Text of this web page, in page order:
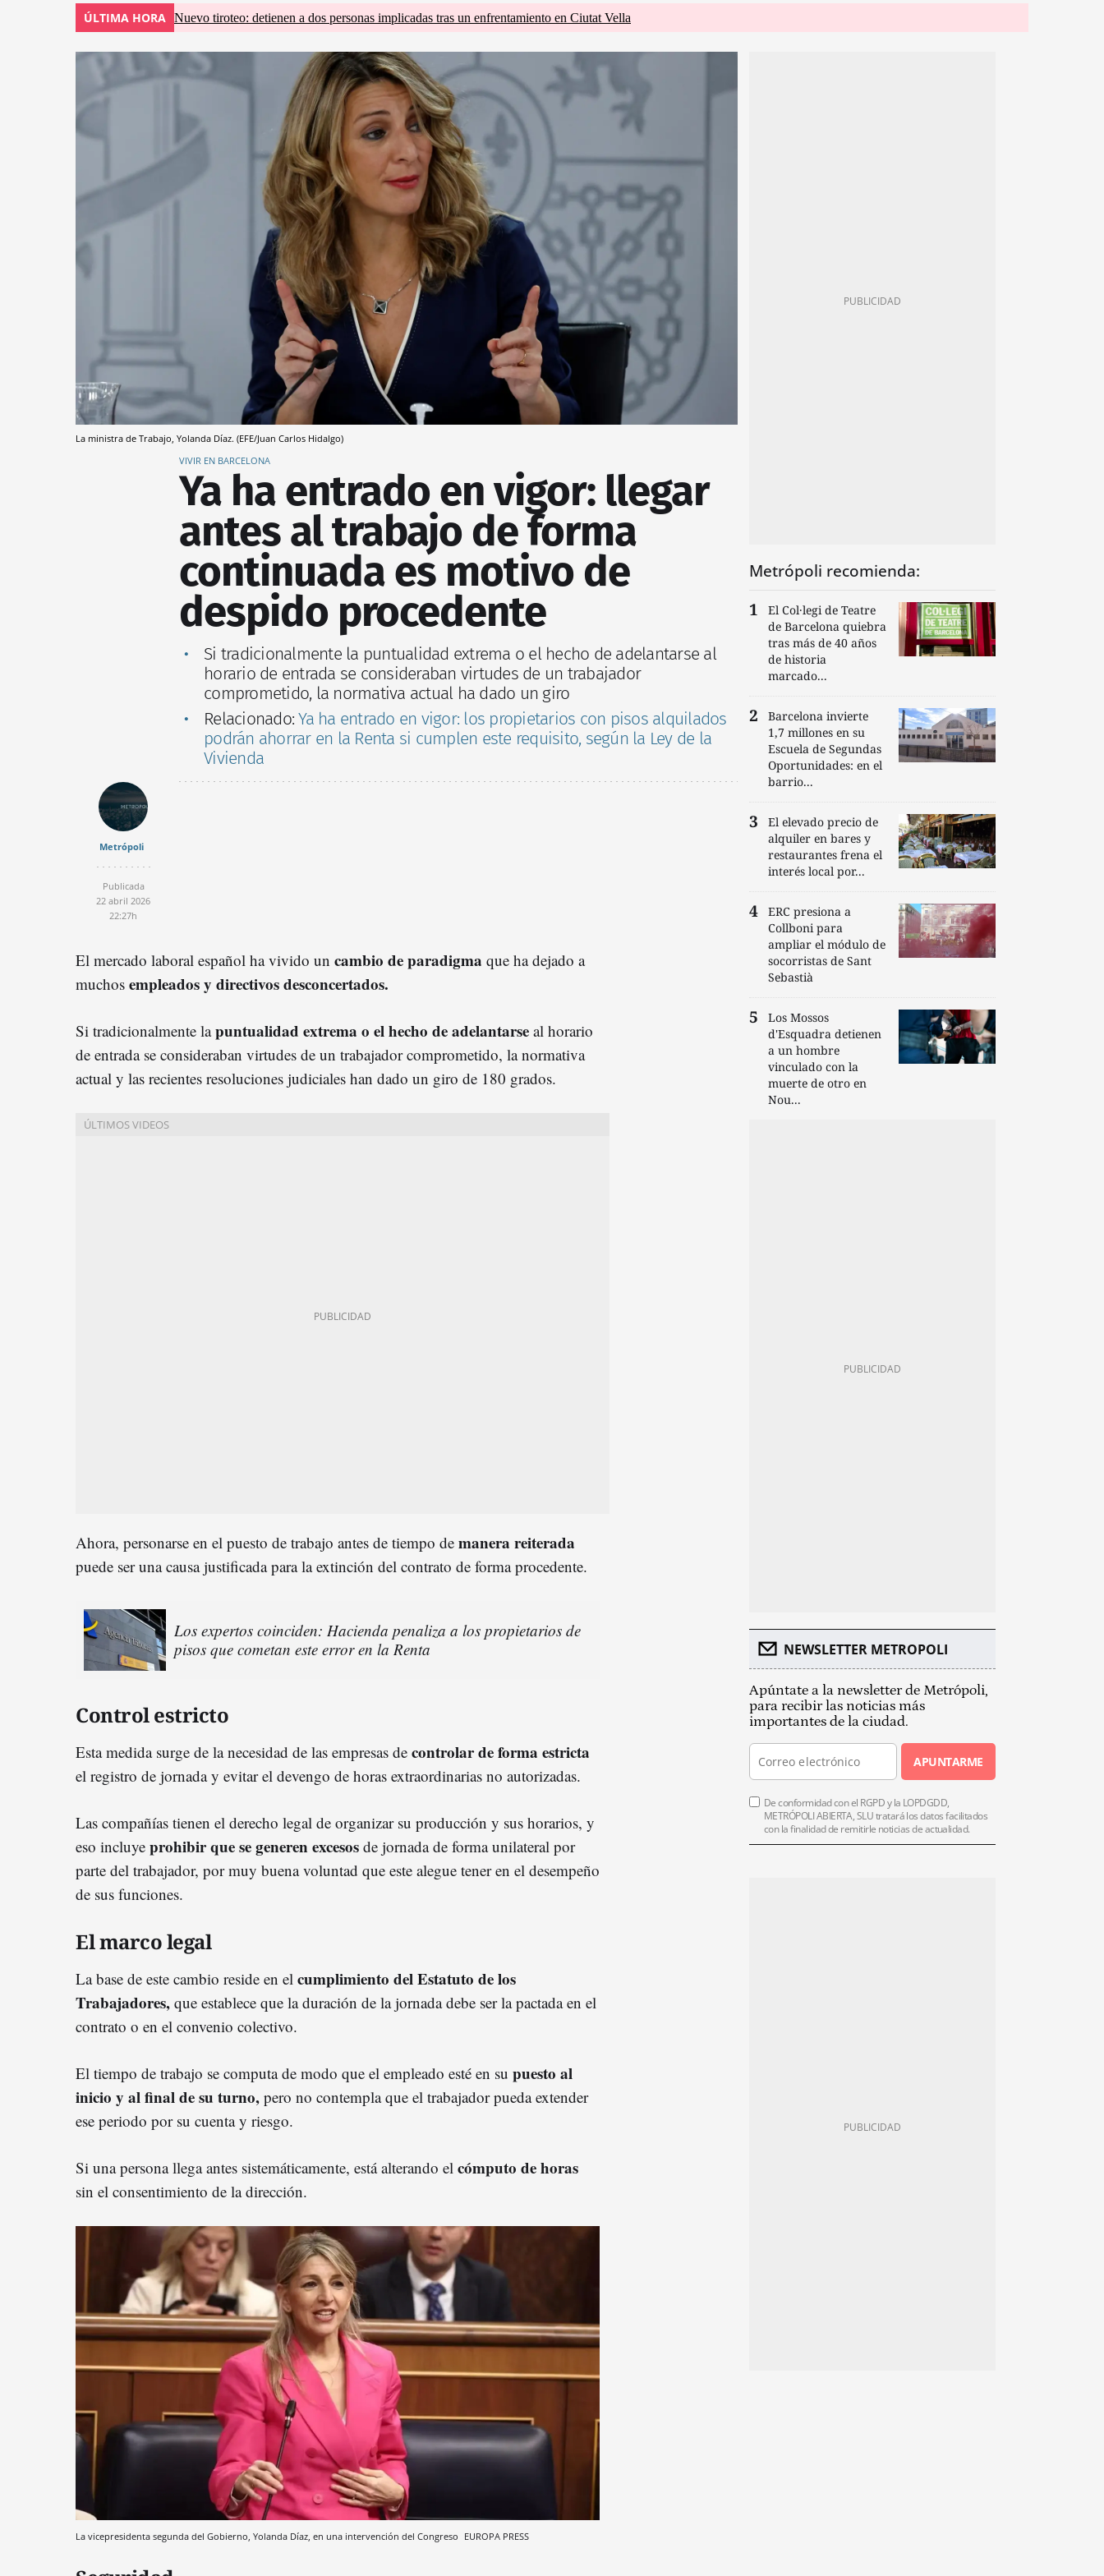
ÚLTIMA HORA Nuevo tiroteo: detienen a dos personas implicadas tras un enfrentamiento en Ciutat Vella
La ministra de Trabajo, Yolanda Díaz. (EFE/Juan Carlos Hidalgo)
VIVIR EN BARCELONA
Ya ha entrado en vigor: llegar
antes al trabajo de forma
continuada es motivo de
despido procedente
Si tradicionalmente la puntualidad extrema o el hecho de adelantarse al
horario de entrada se consideraban virtudes de un trabajador
comprometido, la normativa actual ha dado un giro
Relacionado:Ya ha entrado en vigor: los propietarios con pisos alquilados
podrán ahorrar en la Renta si cumplen este requisito, según la Ley de la
Vivienda
Metrópoli
Publicada
22 abril 2026
22:27h
El mercado laboral español ha vivido un cambio de paradigma que ha dejado a
muchos empleados y directivos desconcertados.
Si tradicionalmente lapuntualidad extrema o el hecho de adelantarse al horario
de entrada se consideraban virtudes de un trabajador comprometido, la normativa
actual y las recientes resoluciones judiciales han dado un giro de 180 grados.
Ahora, personarse en el puesto de trabajo antes de tiempo de manera reiterada
puede ser una causa justificada para la extinción del contrato de forma procedente.
Los expertos coinciden: Hacienda penaliza a los propietarios de
pisos que cometan este error en la Renta
Control estricto
Esta medida surge de la necesidad de las empresas de controlar de forma estricta
el registro de jornada y evitar el devengo de horas extraordinarias no autorizadas.
Las compañías tienen el derecho legal de organizar su producción y sus horarios, y
eso incluye prohibir que se generen excesos de jornada de forma unilateral por
parte del trabajador, por muy buena voluntad que este alegue tener en el desempeño
de sus funciones.
El marco legal
La base de este cambio reside en el cumplimiento del Estatuto de los
Trabajadores, que establece que la duración de la jornada debe ser la pactada en el
contrato o en el convenio colectivo.
El tiempo de trabajo se computa de modo que el empleado esté en su puesto al
inicio y al final de su turno, pero no contempla que el trabajador pueda extender
ese periodo por su cuenta y riesgo.
Si una persona llega antes sistemáticamente, está alterando el cómputo de horas
sin el consentimiento de la dirección.
La vicepresidenta segunda del Gobierno, Yolanda Díaz, en una intervención del Congreso EUROPA PRESS
Metrópoli recomienda:
El Col·legi de Teatre
de Barcelona quiebra
tras más de 40 años
de historia
marcado...
Barcelona invierte
1,7 millones en su
Escuela de Segundas
Oportunidades: en el
barrio...
El elevado precio de
alquiler en bares y
restaurantes frena el
interés local por...
ERC presiona a
Collboni para
ampliar el módulo de
socorristas de Sant
Sebastià
Los Mossos
d'Esquadra detienen
a un hombre
vinculado con la
muerte de otro en
Nou...
NEWSLETTER METROPOLI
Apúntate a la newsletter de Metrópoli,
para recibir las noticias más
importantes de la ciudad.
APUNTARME
De conformidad con el RGPD y la LOPDGDD,
METRÓPOLI ABIERTA, SLU tratará los datos facilitados
con la finalidad de remitirle noticias de actualidad.